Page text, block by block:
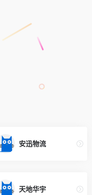
安迅物流
天地华宇